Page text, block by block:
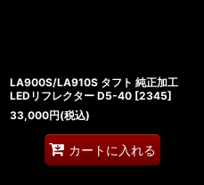
LA900S/LA910S タフト 純正加工
LEDリフレクター D5-40 [2345]
33,000円(税込)
カートに入れる